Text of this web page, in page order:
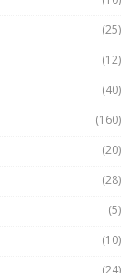
(25)
(12)
(40)
(160)
(20)
(28)
(5)
(10)